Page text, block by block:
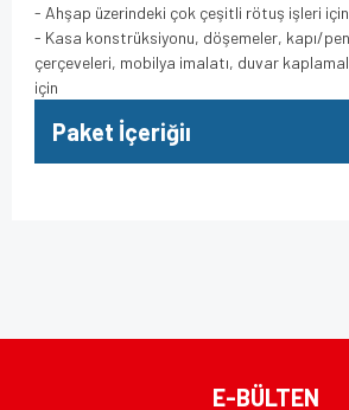
- Ahşap üzerindeki çok çeşitli rötuş işleri
- Kasa konstrüksiyonu, döşemeler, kapı/
çerçeveleri, mobilya imalatı, duvar
için
Paket İçeriğiı
Ürün resmi kalitesiz, bozuk veya
E-BÜLTEN